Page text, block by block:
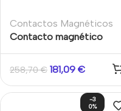
Contactos Magnéticos
Contacto magnético
ventanas triple
polarización. Cable
blindado 2m Aritech
258,70€ 181,09 €
-3
0%